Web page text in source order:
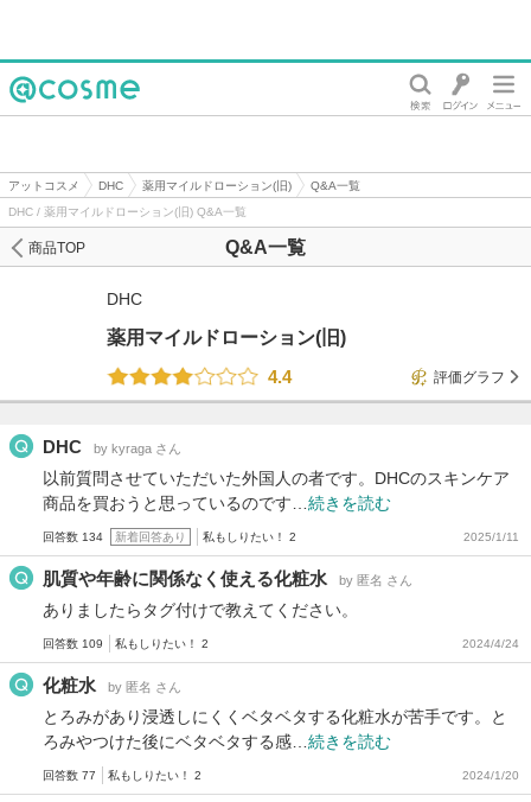
アットコスメ DHC 薬用マイルドローション(旧)
Q&A一覧
DHC / 薬用マイルドローション(旧) Q&A一覧
Q&A一覧
商品TOP
DHC
薬用マイルドローション(旧)
4.4
評価グラフ
DHC by kyraga さん
以前質問させていただいた外国人の者です。DHCのスキンケア
商品を買おうと思っているのです… 続きを読む
回答数 134 新着回答あり 私もしりたい！ 2 2025/1/11
肌質や年齢に関係なく使える化粧水 by 匿名 さん
ありましたらタグ付けで教えてください。
回答数 109 私もしりたい！ 2 2024/4/24
化粧水 by 匿名 さん
とろみがあり浸透しにくくベタベタする化粧水が苦手です。と
ろみやつけた後にベタベタする感… 続きを読む
回答数 77 私もしりたい！ 2 2024/1/20